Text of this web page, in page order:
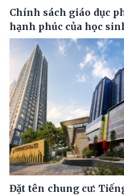
Chính sách giáo dục
hạnh phúc của học
Đặt tên chung cư: